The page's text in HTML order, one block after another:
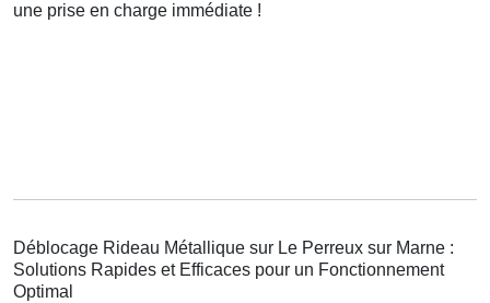
une prise en charge immédiate !
Déblocage Rideau Métallique sur Le Perreux sur Marne :
Solutions Rapides et Efficaces pour un Fonctionnement
Optimal